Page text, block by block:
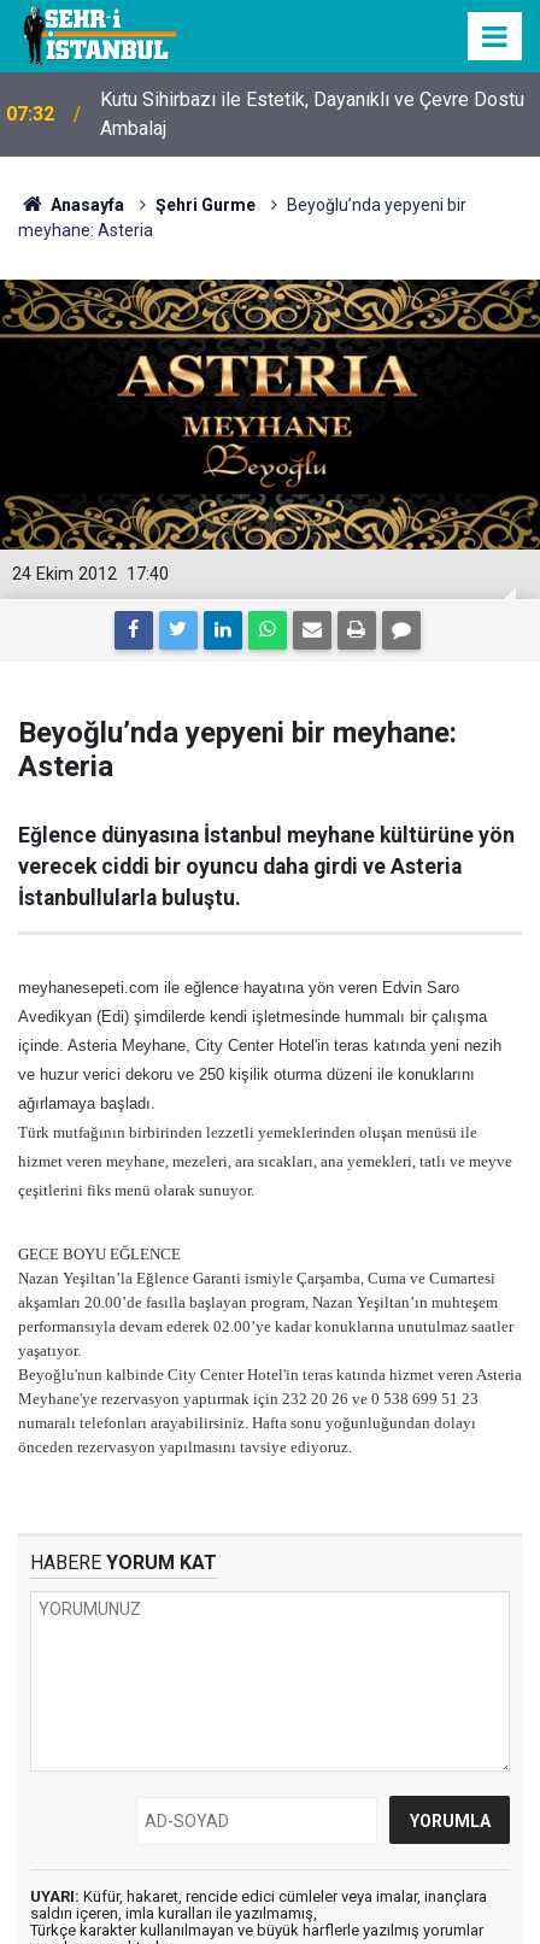
07:32
Kutu Sihirbazı ile Estetik, Dayanıklı ve Çevre Dostu
Ambalaj
Anasayfa Şehri Gurme
Beyoğlu’nda yepyeni bir
meyhane: Asteria
17:40
24 Ekim 2012
Beyoğlu’nda yepyeni bir meyhane:
Asteria
Eğlence dünyasına İstanbul meyhane kültürüne yön
verecek ciddi bir oyuncu daha girdi ve Asteria
İstanbullularla buluştu.
meyhanesepeti.com ile eğlence hayatına yön veren Edvin Saro
Avedikyan (Edi) şimdilerde kendi işletmesinde hummalı bir çalışma
içinde. Asteria Meyhane, City Center Hotel'in teras katında yeni nezih
ve huzur verici dekoru ve 250 kişilik oturma düzeni ile konuklarını
ağırlamaya başladı.
Türk mutfağının birbirinden lezzetli yemeklerinden oluşan menüsü ile
hizmet veren meyhane, mezeleri, ara sıcakları, ana yemekleri, tatlı ve meyve
çeşitlerini fiks menü olarak sunuyor.
GECE BOYU EĞLENCE
Nazan Yeşiltan’la Eğlence Garanti ismiyle Çarşamba, Cuma ve Cumartesi
akşamları 20.00’de fasılla başlayan program, Nazan Yeşiltan’ın muhteşem
performansıyla devam ederek 02.00’ye kadar konuklarına unutulmaz saatler
yaşatıyor.
Beyoğlu'nun kalbinde City Center Hotel'in teras katında hizmet veren Asteria
Meyhane'ye rezervasyon yaptırmak için 232 20 26 ve 0 538 699 51 23
numaralı telefonları arayabilirsiniz. Hafta sonu yoğunluğundan dolayı
önceden rezervasyon yapılmasını tavsiye ediyoruz.
HABERE YORUM KAT
UYARI: Küfür, hakaret, rencide edici cümleler veya imalar, inançlara
saldırı içeren, imla kuralları ile yazılmamış,
Türkçe karakter kullanılmayan ve büyük harflerle yazılmış yorumlar